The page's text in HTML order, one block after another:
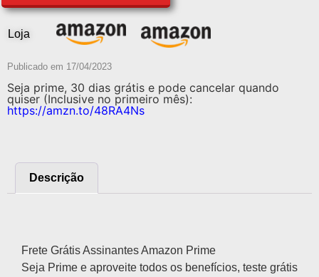
Loja
Publicado em 17/04/2023
Seja prime, 30 dias grátis e pode cancelar quando
quiser (Inclusive no primeiro mês):
https://amzn.to/48RA4Ns
Descrição
Frete Grátis Assinantes Amazon Prime
Seja Prime e aproveite todos os benefícios, teste grátis